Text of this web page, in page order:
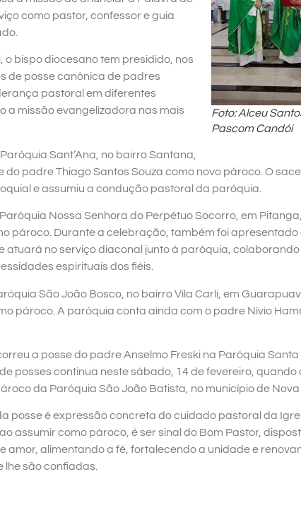
Foto: Alceu
Pascom Candói
como pastor, confessor e guia
o bispo diocesano tem presidido, nos
de posse canônica de padres
pastoral em diferentes
a missão evangelizadora nas mais
Sant’Ana, no bairro Santana,
padre Thiago Santos Souza como novo pároco. O
e assumiu a condução pastoral da paróquia.
Nossa Senhora do Perpétuo Socorro, em
pároco. Durante a celebração, também foi
atuará no serviço diaconal junto à paróquia,
espirituais dos fiéis.
São João Bosco, no bairro Vila Carli, em
pároco. A paróquia conta ainda com o padre Nívio
a posse do padre Anselmo Freski na Paróquia Santa
posses continua neste sábado, 14 de fevereiro, quando
da Paróquia São João Batista, no município de Nova
posse é expressão concreta do cuidado pastoral da
assumir como pároco, é ser sinal do Bom Pastor,
amor, alimentando a fé, fortalecendo a unidade e
lhe são confiadas.